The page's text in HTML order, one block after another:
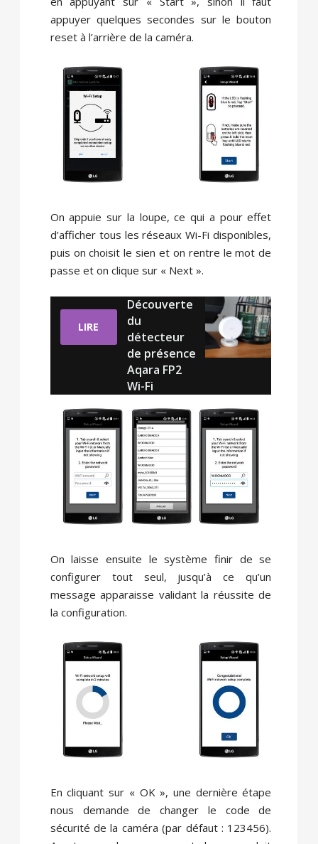
appuyer quelques secondes sur le bouton
reset à l’arrière de la caméra.
On appuie sur la loupe, ce qui a pour effet
d’afficher tous les réseaux Wi-Fi disponibles,
puis on choisit le sien et on rentre le mot de
passe et on clique sur « Next ».
LIRE
Découverte
du
détecteur
de présence
Aqara FP2
Wi-Fi
On laisse ensuite le système finir de se
configurer tout seul, jusqu’à ce qu’un
message apparaisse validant la réussite de
la configuration.
En cliquant sur « OK », une dernière étape
nous demande de changer le code de
sécurité de la caméra (par défaut : 123456).